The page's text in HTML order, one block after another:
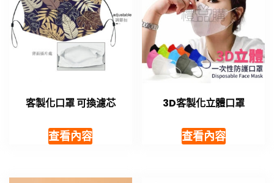
客製化口罩 可換濾芯
查看內容
3D客製化立體口罩
查看內容